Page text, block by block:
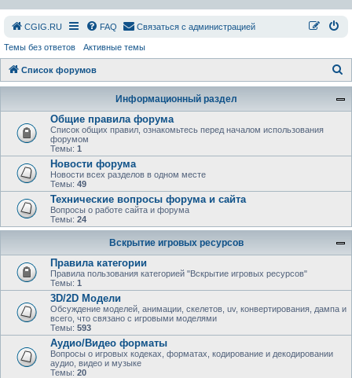
СGIG.RU FAQ Связаться с администрацией
Темы без ответов Активные темы
Список форумов
о
Информационный раздел
Общие правила форума
Список общих правил, ознакомьтесь перед началом использования
форумом
Темы: 1
Новости форума
Новости всех разделов в одном месте
Темы: 49
Технические вопросы форума и сайта
Вопросы о работе сайта и форума
Темы: 24
Вскрытие игровых ресурсов
Правила категории
Правила пользования категорией "Вскрытие игровых ресурсов"
Темы: 1
3D/2D Модели
Обсуждение моделей, анимации, скелетов, uv, конвертирования, дампа и
всего, что связано с игровыми моделями
Темы: 593
Аудио/Видео форматы
Вопросы о игровых кодеках, форматах, кодирование и декодировании
аудио, видео и музыке
Темы: 20